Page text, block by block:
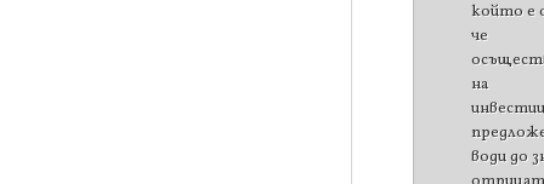
който е
че
на
води до